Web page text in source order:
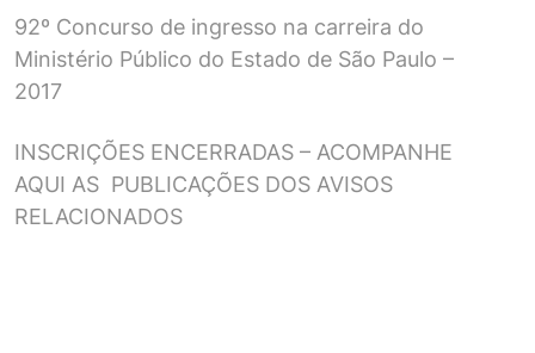
92º Concurso de ingresso na carreira do
Ministério Público do Estado de São Paulo –
2017
INSCRIÇÕES ENCERRADAS – ACOMPANHE
AQUI AS PUBLICAÇÕES DOS AVISOS
RELACIONADOS